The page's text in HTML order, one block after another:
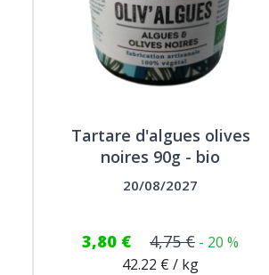
Tartare d'algues olives
noires 90g - bio
20/08/2027
3,80 € 4,75 € - 20 %
42.22 € / kg